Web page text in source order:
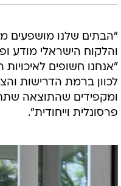
"הבתים שלנו מושפעים
והלקוח הישראלי מודע
"אנחנו חשופים לאיכויות
לכוון ברמת הדרישות
ומקפידים שהתוצאה
פרסונלית וייחודית".